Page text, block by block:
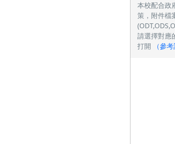
本校配合政
策，附件檔
請選擇對
打開
（參